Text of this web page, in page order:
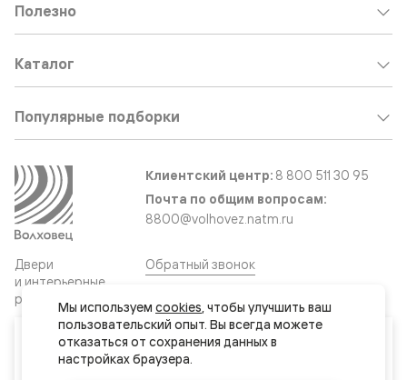
Ваш город
Двери
и интерьерные
решения
Полезно
Каталог
Популярные подборки
Клиентский центр: 8 800 511 30 95
Почта по общим вопросам:
8800@volhovez.natm.ru
Обратный звонок
Сайт не является публичной офертой
Правовая информация
Мы используем cookies, чтобы улучшить ваш
пользовательский опыт. Вы всегда можете
отказаться от сохранения данных в